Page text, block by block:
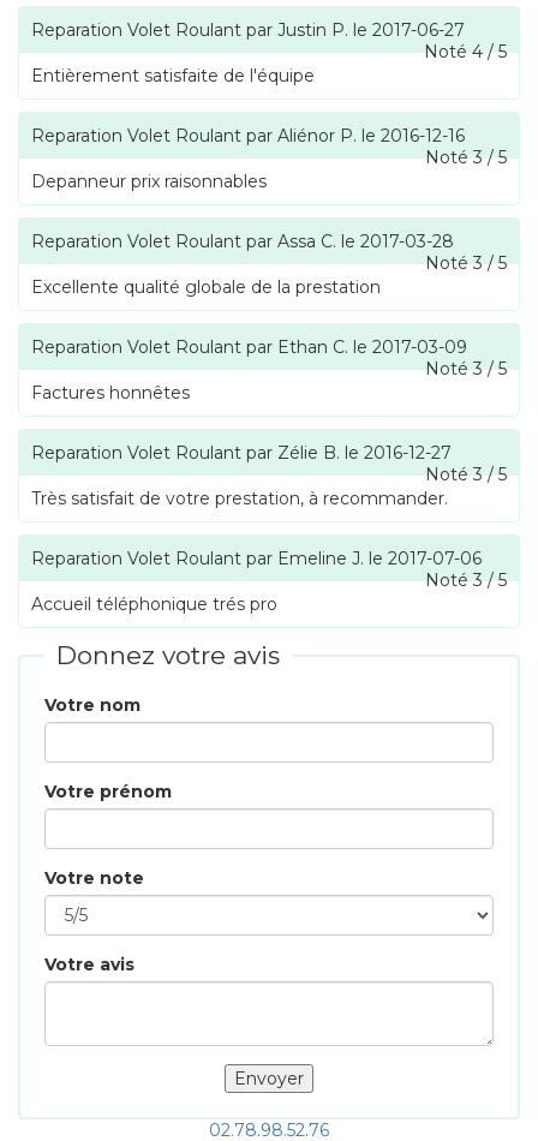
Reparation Volet Roulant par Justin P. le 2017-06-27
Noté4/5
Entièrement satisfaite de l'équipe
Reparation Volet Roulant par Aliénor P. le 2016-12-16
Noté3/5
Depanneur prix raisonnables
Reparation Volet Roulant par Assa C. le 2017-03-28
Noté3/5
Excellente qualité globale de la prestation
Reparation Volet Roulant par Ethan C. le 2017-03-09
Noté3/5
Factures honnêtes
Reparation Volet Roulant par Zélie B. le 2016-12-27
Noté3/5
Très satisfait de votre prestation, à recommander.
Reparation Volet Roulant par Emeline J. le 2017-07-06
Noté3/5
Accueil téléphonique trés pro
Donnez votre avis
Votre nom
Votre prénom
Votre note
Votre avis
02.78.98.52.76